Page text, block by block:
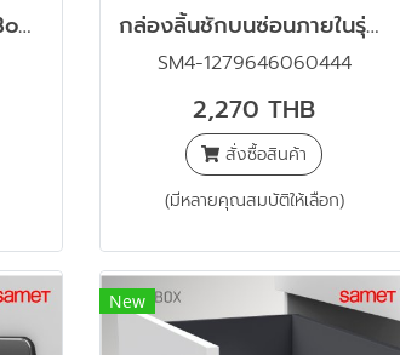
ชุดจัดเก็บ รุ่น Artflow Box สีเทาเข้ม กล่องลิ้นชักบนซ่อนภายในรุ่น FlowBox (H106 In-Box)
SM4-1279646060444
2,270 THB
สั่งซื้อสินค้า
(มีหลายคุณสมบัติให้เลือก)
New